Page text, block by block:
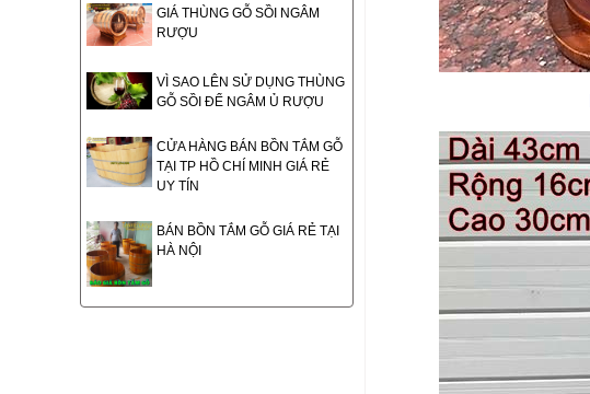
GIÁ THÙNG GỖ SỒI NGÂM
RƯỢU
VÌ SAO LÊN SỬ DỤNG THÙNG
GỖ SỒI ĐỂ NGÂM Ủ RƯỢU
CỬA HÀNG BÁN BỒN TẮM GỖ
TẠI TP HỒ CHÍ MINH GIÁ RẺ
UY TÍN
BÁN BỒN TẮM GỖ GIÁ RẺ TẠI
HÀ NỘI